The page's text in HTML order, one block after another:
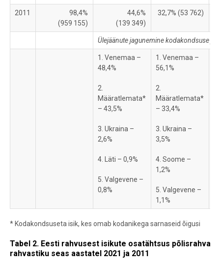
2011
98,4%
(959 155)
44,6%
(139 349)
32,7% (53 762)
Ülejäänute jagunemine kodakondsuse
1. Venemaa –
48,4%
2.
Määratlemata*
– 43,5%
3. Ukraina –
2,6%
4. Läti – 0,9%
5. Valgevene –
0,8%
1. Venemaa –
56,1%
2.
Määratlemata*
– 33,4%
3. Ukraina –
3,5%
4. Soome –
1,2%
5. Valgevene –
1,1%
* Kodakondsuseta isik, kes omab kodanikega sarnaseid õigusi
Tabel 2. Eesti rahvusest isikute osatähtsus
rahvastiku seas aastatel 2021 ja 2011